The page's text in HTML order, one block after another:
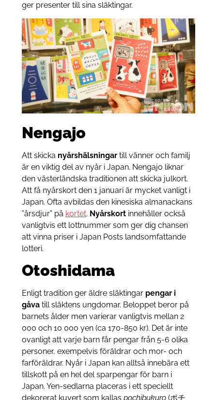
ger presenter till sina släktingar.
Nengajo
Att skicka nyårshälsningartill vänner och familj
är en viktig del av nyår i Japan. Nengajo liknar
den västerländska traditionen att skicka julkort.
Att få nyårskort den 1 januari är mycket vanligt i
Japan. Ofta avbildas den kinesiska almanackans
”årsdjur” på kortet. Nyårskortinnehåller också
vanligtvis ett lottnummer som ger dig chansen
att vinna priser i Japan Posts landsomfattande
lotteri.
Otoshidama
Enligt tradition ger äldre släktingar pengar i
gåvatill släktens ungdomar. Beloppet beror på
barnets ålder men varierar vanligtvis mellan 2
000 och 10 000 yen (ca 170-850 kr). Det är inte
ovanligt att varje barn får pengar från 5-6 olika
personer, exempelvis föräldrar och mor- och
farföräldrar. Nyår i Japan kan alltså innebära ett
tillskott på en hel del sparpengar för barn i
Japan. Yen-sedlarna placeras i ett speciellt
dekorerat kuvert som kallas pochibukuro(ポチ